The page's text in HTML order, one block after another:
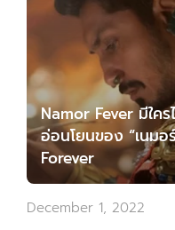
Namor Fever มีใค
อ่อนโยนของ “เนมอ
Forever
December 1, 2022